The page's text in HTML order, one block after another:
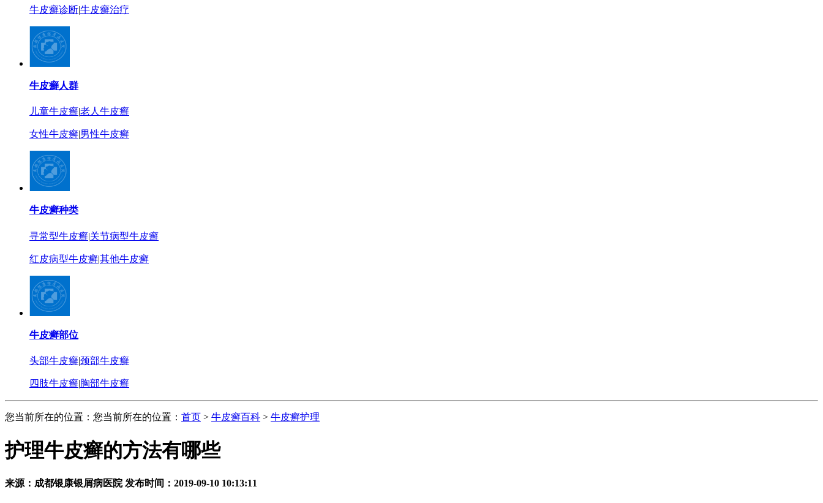
牛皮癣诊断|牛皮癣治疗
牛皮癣人群
儿童牛皮癣|老人牛皮癣
女性牛皮癣|男性牛皮癣
牛皮癣种类
寻常型牛皮癣|关节病型牛皮癣
红皮病型牛皮癣|其他牛皮癣
牛皮癣部位
头部牛皮癣|颈部牛皮癣
四肢牛皮癣|胸部牛皮癣
您当前所在的位置：您当前所在的位置： 首页 > 牛皮癣百科 > 牛皮癣护理
护理牛皮癣的方法有哪些
来源：成都银康银屑病医院 发布时间：2019-09-10 10:13:11